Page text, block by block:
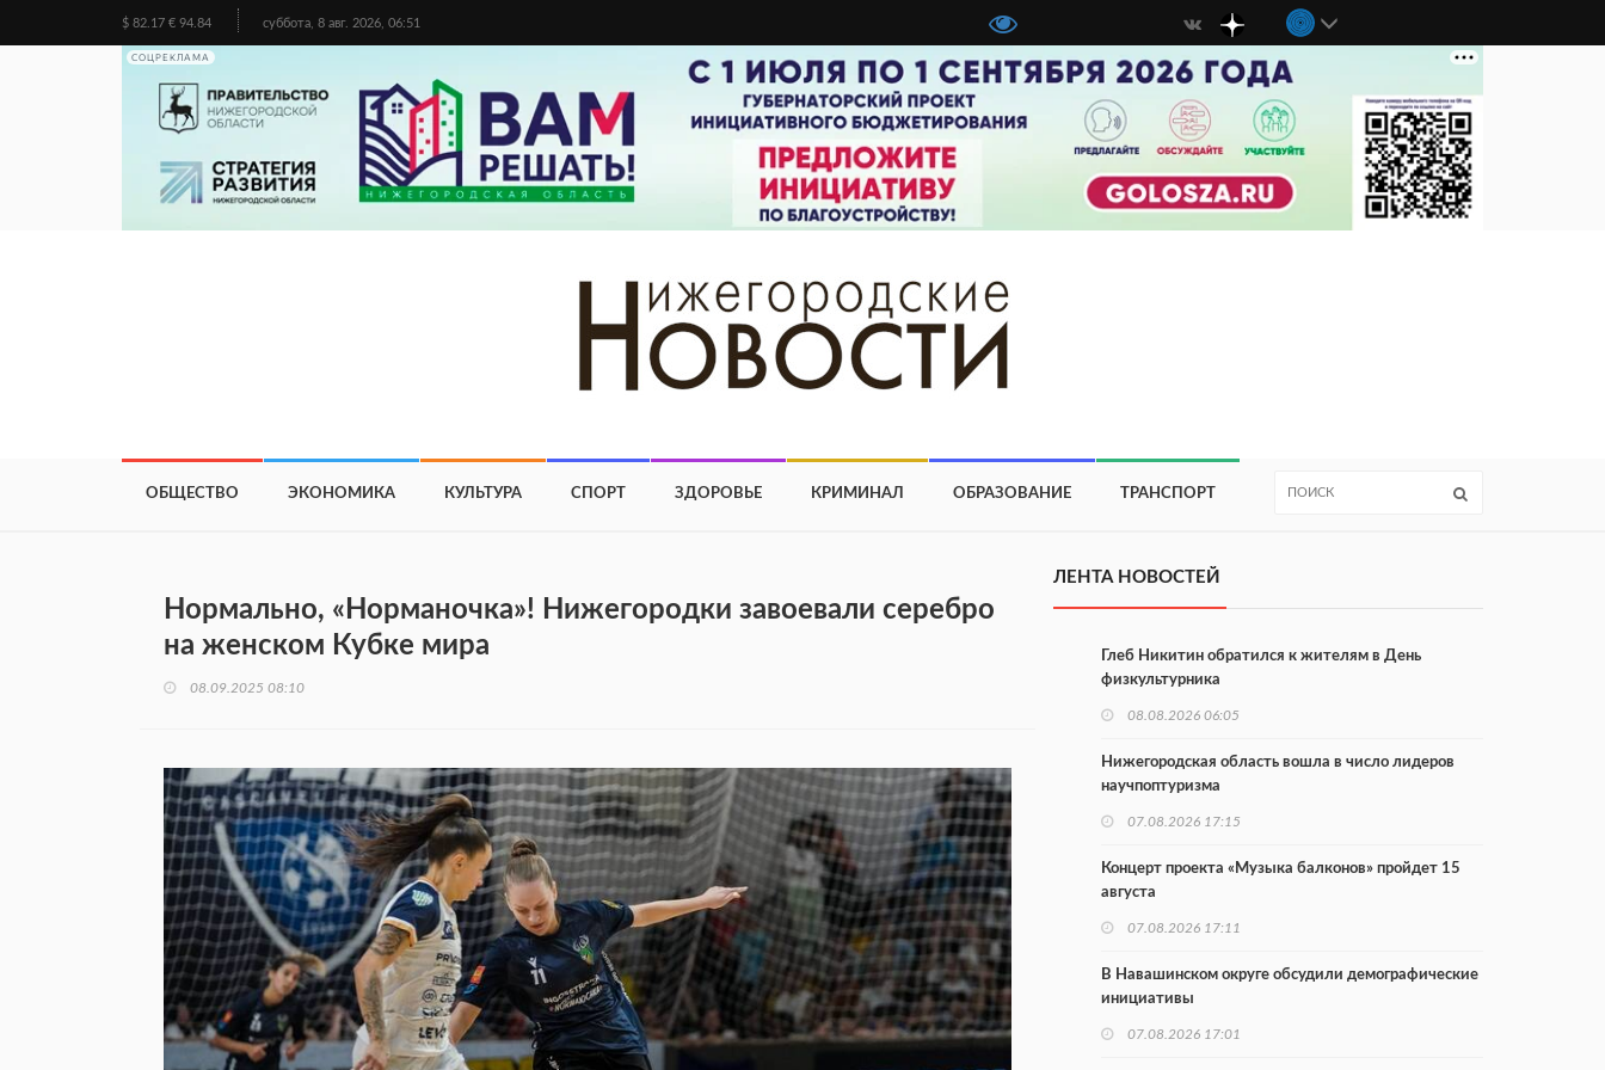
$ 82.17 € 94.84 суббота, 8 авг. 2026, 06:51
СОЦРЕКЛАМА
ОБЩЕСТВО ЭКОНОМИКА КУЛЬТУРА СПОРТ ЗДОРОВЬЕ КРИМИНАЛ ОБРАЗОВАНИЕ ТРАНСПОРТ
Нормально, «Норманочка»! Нижегородки завоевали серебро
на женском Кубке мира
08.09.2025 08:10
ЛЕНТА НОВОСТЕЙ
Глеб Никитин обратился к жителям в День
физкультурника
08.08.2026 06:05
Нижегородская область вошла в число лидеров
научпоптуризма
07.08.2026 17:15
Концерт проекта «Музыка балконов» пройдет 15
августа
07.08.2026 17:11
В Навашинском округе обсудили демографические
инициативы
07.08.2026 17:01